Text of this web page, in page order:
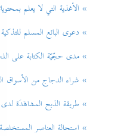
» الأغذية التي لا يعلم
» دعوی البائع المسلم للتذكية
» مدی حجّيّة الكتابة على
» شراء الدجاج من الأسواق
» طريقة الذبح المشاهَدَة
» استحالة العناصر